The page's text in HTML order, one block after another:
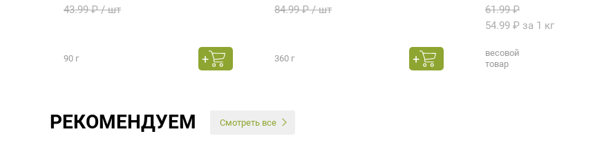
43.99 ₽ / шт
90 г
84.99 ₽ / шт
360 г
61.99 ₽
54.99 ₽ за 1 кг
весовой
товар
РЕКОМЕНДУЕМ Смотреть все